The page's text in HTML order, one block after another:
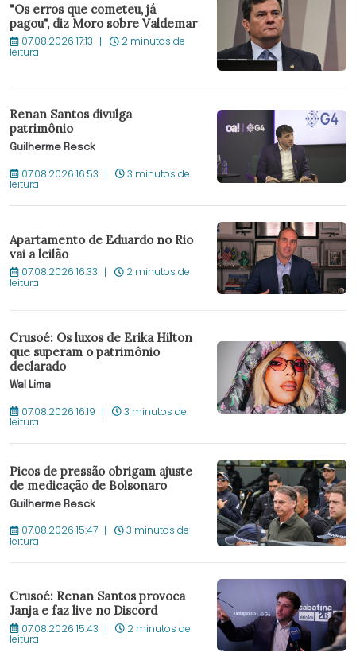
"Os erros que cometeu, já
pagou", diz Moro sobre Valdemar
07.08.2026 17:13 2 minutos de
leitura
Renan Santos divulga
patrimônio
Guilherme Resck
07.08.2026 16:53 3 minutos de
leitura
Apartamento de Eduardo no Rio
vai a leilão
07.08.2026 16:33 2 minutos de
leitura
Crusoé: Os luxos de Erika Hilton
que superam o patrimônio
declarado
Wal Lima
07.08.2026 16:19 3 minutos de
leitura
Picos de pressão obrigam ajuste
de medicação de Bolsonaro
Guilherme Resck
07.08.2026 15:47 3 minutos de
leitura
Crusoé: Renan Santos provoca
Janja e faz live no Discord
07.08.2026 15:43 2 minutos de
leitura